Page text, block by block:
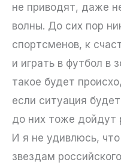
не приводят, даже
волны. До сих пор
спортсменов, к
и играть в футбол в
такое будет
если ситуация
до них тоже дойдут
И я не удивлюсь,
звездам